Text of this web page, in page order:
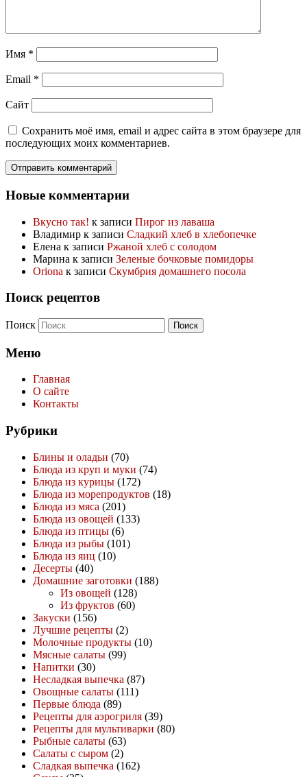
Имя *
Email *
Сайт
Сохранить моё имя, email и адрес сайта в этом браузере для
последующих моих комментариев.
Новые комментарии
Вкусно так! к записи Пирог из лаваша
Владимир к записи Сладкий хлеб в хлебопечке
Елена к записи Ржаной хлеб с солодом
Марина к записи Зеленые бочковые помидоры
Oriona к записи Скумбрия домашнего посола
Поиск рецептов
Поиск
Меню
Главная
О сайте
Контакты
Рубрики
Блины и оладьи (70)
Блюда из круп и муки (74)
Блюда из курицы (172)
Блюда из морепродуктов (18)
Блюда из мяса (201)
Блюда из овощей (133)
Блюда из птицы (6)
Блюда из рыбы (101)
Блюда из яиц (10)
Десерты (40)
Домашние заготовки (188)
Из овощей (128)
Из фруктов (60)
Закуски (156)
Лучшие рецепты (2)
Молочные продукты (10)
Мясные салаты (99)
Напитки (30)
Несладкая выпечка (87)
Овощные салаты (111)
Первые блюда (89)
Рецепты для аэрогриля (39)
Рецепты для мультиварки (80)
Рыбные салаты (63)
Салаты с сыром (2)
Сладкая выпечка (162)